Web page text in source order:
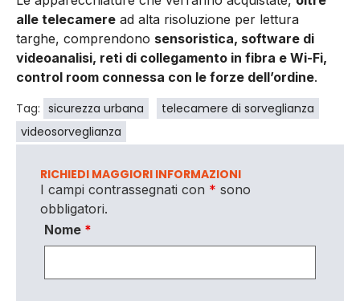
alle telecamere ad alta risoluzione per lettura
targhe, comprendono sensoristica, software di
videoanalisi, reti di collegamento in fibra e Wi-Fi,
control room connessa con le forze dell’ordine.
Tag: sicurezza urbana
telecamere di sorveglianza
videosorveglianza
RICHIEDI MAGGIORI INFORMAZIONI
I campi contrassegnati con * sono
obbligatori.
Nome *